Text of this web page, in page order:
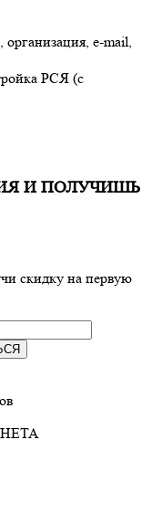
e-mail,
РСЯ (с
И ПОЛУЧИШЬ
скидку на первую